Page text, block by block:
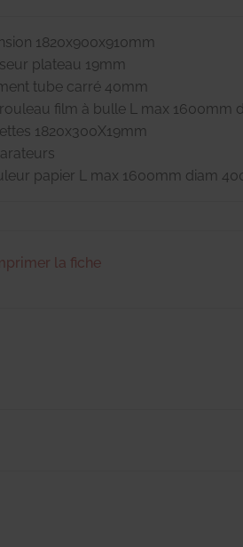
1820x900x910mm
plateau 19mm
tube carré 40mm
film à bulle L max 1600mm
1820x300X19mm
papier L max 1600mm diam
la fiche